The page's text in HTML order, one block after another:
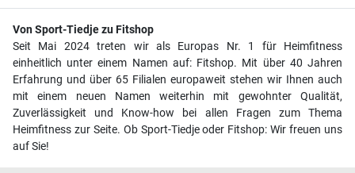
Von Sport-Tiedje zu Fitshop
Seit Mai 2024 treten wir als Europas Nr. 1 für Heimfitness
einheitlich unter einem Namen auf: Fitshop. Mit über 40 Jahren
Erfahrung und über 65 Filialen europaweit stehen wir Ihnen auch
mit einem neuen Namen weiterhin mit gewohnter Qualität,
Zuverlässigkeit und Know-how bei allen Fragen zum Thema
Heimfitness zur Seite. Ob Sport-Tiedje oder Fitshop: Wir freuen uns
auf Sie!